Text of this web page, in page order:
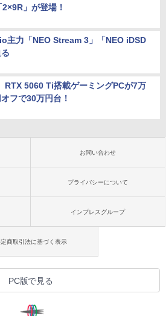
」が登場！
主力「NEO Stream 3」「NEO iDSD
RTX 5060 Ti搭載ゲーミングPCが7万
フで30万円台！
お問い合わせ
プライバシーについて
インプレスグループ
商取引法に基づく表示
PC版で見る